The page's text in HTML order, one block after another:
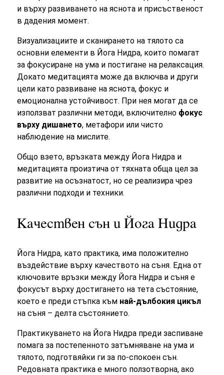
и върху развиването на яснота и присъственост
в дадения момент.
Визуализациите и сканирането на тялото са
основни елементи в Йога Нидра, които помагат
за фокусиране на ума и постигане на релаксация.
Докато медитацията може да включва и други
цели като развиване на яснота, фокус и
емоционална устойчивост. При нея могат да се
използват различни методи, включително фокус
върху дишането, метафори или чисто
наблюдение на мислите.
Общо взето, връзката между Йога Нидра и
медитацията произтича от тяхната обща цел за
развитие на осъзнатост, но се реализира чрез
различни подходи и техники.
Качествен сън и Йога Нидра
Йога Нидра, като практика, има положително
въздействие върху качеството на съня. Една от
ключовите връзки между Йога Нидра и съня е
фокусът върху достигането на тета състояние,
което е преди стъпка към най-дълбокия цикъл
на съня – делта състоянието.
Практикуването на Йога Нидра преди заспиване
помага за постепенното затъмняване на ума и
тялото, подготвяйки ги за по-спокоен сън.
Редовната практика е много ползотворна, ако